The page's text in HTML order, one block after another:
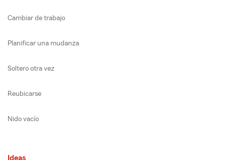
Cambiar de trabajo
Planificar una mudanza
Soltero otra vez
Reubicarse
Nido vacío
Ideas